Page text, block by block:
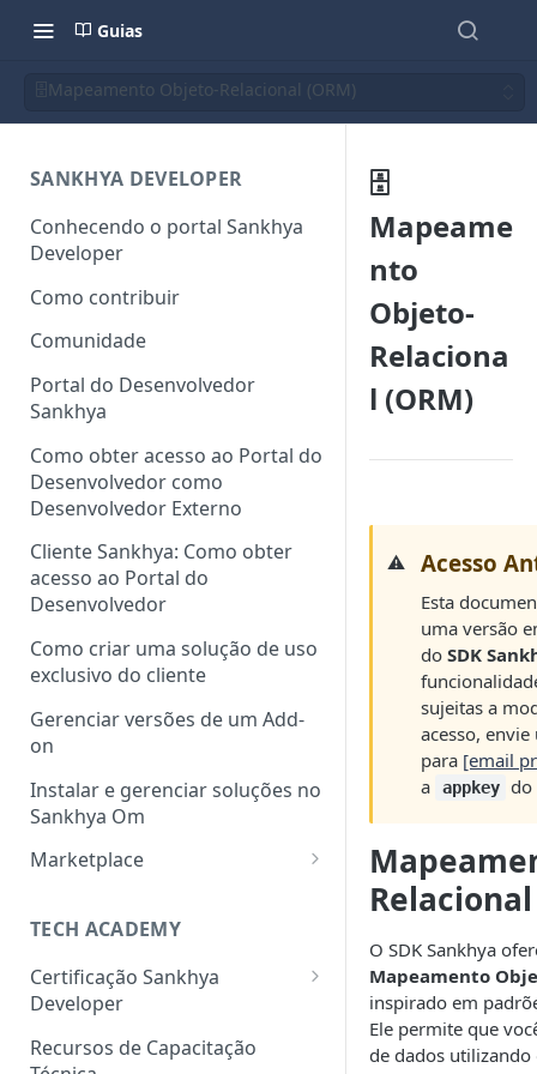
Guias
🗄️Mapeamento Objeto-Relacional (ORM)
SANKHYA DEVELOPER
Conhecendo o portal Sankhya
Developer
Como contribuir
Comunidade
Portal do Desenvolvedor
Sankhya
Como obter acesso ao Portal do
Desenvolvedor como
Desenvolvedor Externo
Cliente Sankhya: Como obter
acesso ao Portal do
Desenvolvedor
Como criar uma solução de uso
exclusivo do cliente
Gerenciar versões de um Add-
on
Instalar e gerenciar soluções no
Sankhya Om
Marketplace
no Marketplace via Portal do
TECH ACADEMY
Certificação Sankhya
Developer
Associate Framework (Back-
end)
Recursos de Capacitação
🗄️
Mapeame
nto
Objeto-
Relaciona
l (ORM)
⚠️ Acesso
Esta
uma versão
doSDK
sujeitas a
acesso,
para [email
a
appkey do
O SDK Sankhya
Mapeamento
inspirado em
Ele permite que
de dados utilizando